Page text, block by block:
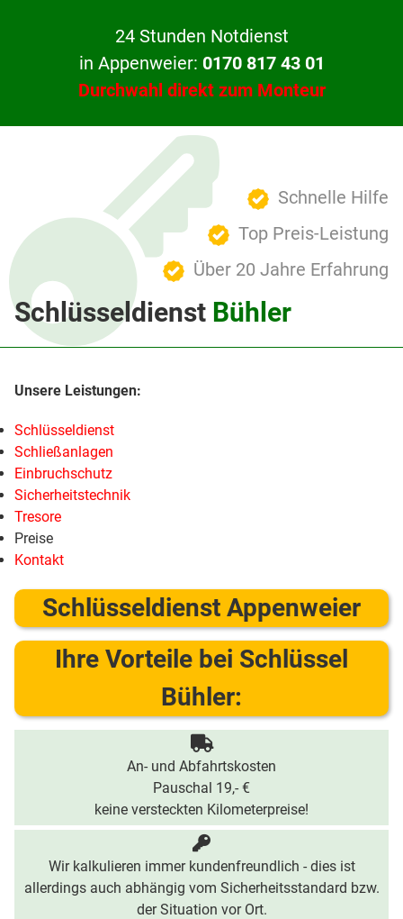
24 Stunden Notdienst
in Appenweier: 0170 817 43 01
Durchwahl direkt zum Monteur
Schnelle Hilfe
Top Preis-Leistung
Über 20 Jahre Erfahrung
Schlüsseldienst Bühler
Schlüsseldienst
Schließanlagen
Einbruchschutz
Sicherheitstechnik
Tresore
Preise
Kontakt
Schlüsseldienst Appenweier
Ihre Vorteile bei Schlüssel
Bühler:
An- und Abfahrtskosten
Pauschal 19,- €
keine versteckten Kilometerpreise!
Wir kalkulieren immer kundenfreundlich - dies ist
allerdings auch abhängig vom Sicherheitsstandard bzw.
der Situation vor Ort.